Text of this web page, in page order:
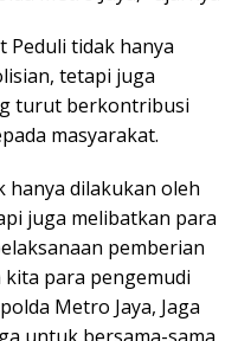
Peduli tidak hanya
tetapi juga
turut berkontribusi
masyarakat.
hanya dilakukan oleh
juga melibatkan para
pemberian
para pengemudi
Metro Jaya, Jaga